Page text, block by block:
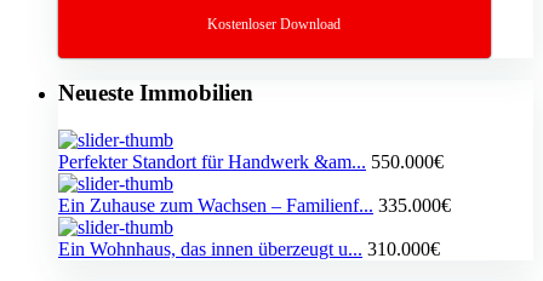
Kostenloser Download
Neueste Immobilien
Perfekter Standort für Handwerk &am... 550.000€
Ein Zuhause zum Wachsen – Familienf... 335.000€
Ein Wohnhaus, das innen überzeugt u... 310.000€